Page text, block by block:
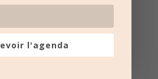
peuple à Codognan
l'agenda